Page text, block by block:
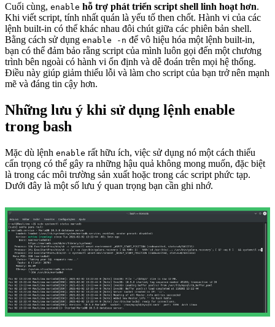
Cuối cùng, enable hỗ trợ phát triển script shell linh hoạt hơn.
Khi viết script, tính nhất quán là yếu tố then chốt. Hành vi của các
lệnh built-in có thể khác nhau đôi chút giữa các phiên bản shell.
Bằng cách sử dụng enable -n để vô hiệu hóa một lệnh built-in,
bạn có thể đảm bảo rằng script của mình luôn gọi đến một chương
trình bên ngoài có hành vi ổn định và dễ đoán trên mọi hệ thống.
Điều này giúp giảm thiểu lỗi và làm cho script của bạn trở nên mạnh
mẽ và đáng tin cậy hơn.
Những lưu ý khi sử dụng lệnh enable
trong bash
Mặc dù lệnh enable rất hữu ích, việc sử dụng nó một cách thiếu
cẩn trọng có thể gây ra những hậu quả không mong muốn, đặc biệt
là trong các môi trường sản xuất hoặc trong các script phức tạp.
Dưới đây là một số lưu ý quan trọng bạn cần ghi nhớ.